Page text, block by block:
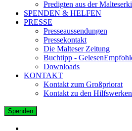
Predigten aus der
SPENDEN & HELFEN
PRESSE
Presseaussendungen
Pressekontakt
Die Malteser Zeitung
Buchtipp -
Downloads
KONTAKT
Kontakt zum Großpriorat
Kontakt zu den Hilfswerken
Spenden